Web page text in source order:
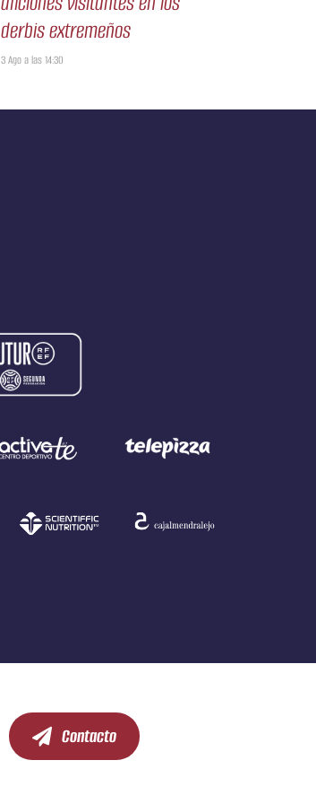
derbis extremeños
3 Ago a las 14:30
Contacto